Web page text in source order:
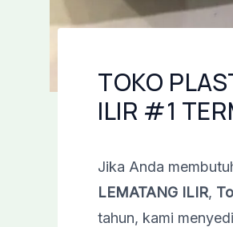
TOKO
ILIR #1
Jika Anda
LEMATANG ILIR,
tahun, kami